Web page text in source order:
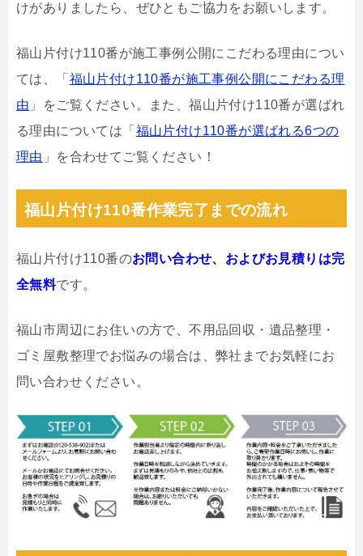
けがありましたら、ぜひともご協力をお願いします。
福山片付け110番が施工事例公開にこだわる理由につい
ては、「 福山片付け110番が施工事例公開にこだわる理
由 」をご覧ください。また、福山片付け110番が選ばれ
る理由については「 福山片付け110番が選ばれる6つの
理由 」を合わせてご覧ください！
福山片付け110番作業完了までの流れ
福山片付け110番のお問い合わせ、およびお見積りは完
全無料です。
福山市周辺にお住いの方で、不用品回収・遺品整理・
ゴミ屋敷整理でお悩みの場合は、弊社までお気軽にお
問い合わせください。